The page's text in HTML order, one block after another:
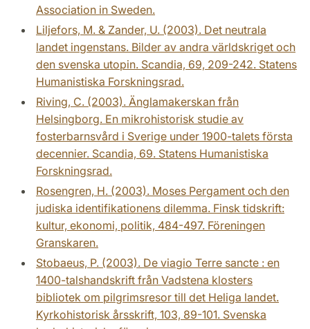
Association in Sweden.
Liljefors, M. & Zander, U. (2003). Det neutrala
landet ingenstans. Bilder av andra världskriget och
den svenska utopin. Scandia, 69, 209-242. Statens
Humanistiska Forskningsrad.
Riving, C. (2003). Änglamakerskan från
Helsingborg. En mikrohistorisk studie av
fosterbarnsvård i Sverige under 1900-talets första
decennier. Scandia, 69. Statens Humanistiska
Forskningsrad.
Rosengren, H. (2003). Moses Pergament och den
judiska identifikationens dilemma. Finsk tidskrift:
kultur, ekonomi, politik, 484-497. Föreningen
Granskaren.
Stobaeus, P. (2003). De viagio Terre sancte : en
1400-talshandskrift från Vadstena klosters
bibliotek om pilgrimsresor till det Heliga landet.
Kyrkohistorisk årsskrift, 103, 89-101. Svenska